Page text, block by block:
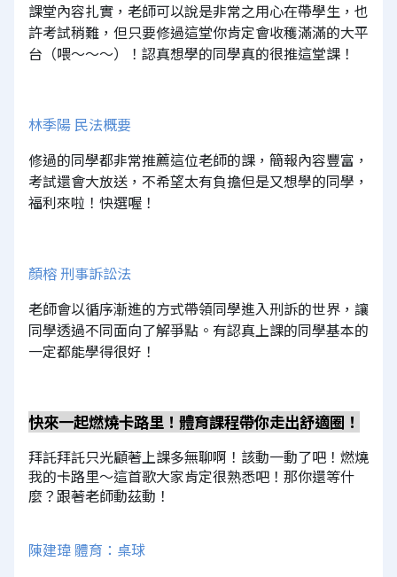
課堂內容扎實，老師可以說是非常之用心在帶學生，也
許考試稍難，但只要修過這堂你肯定會收穫滿滿的大平
台（喂～～～）！認真想學的同學真的很推這堂課！
林季陽 民法概要
修過的同學都非常推薦這位老師的課，簡報內容豐富，
考試還會大放送，不希望太有負擔但是又想學的同學，
福利來啦！快選喔！
顏榕 刑事訴訟法
老師會以循序漸進的方式帶領同學進入刑訴的世界，讓
同學透過不同面向了解爭點。有認真上課的同學基本的
一定都能學得很好！
快來一起燃燒卡路里！體育課程帶你走出舒適圈！
拜託拜託只光顧著上課多無聊啊！該動一動了吧！燃燒
我的卡路里～這首歌大家肯定很熟悉吧！那你還等什
麼？跟著老師動茲動！
陳建瑋 體育：桌球